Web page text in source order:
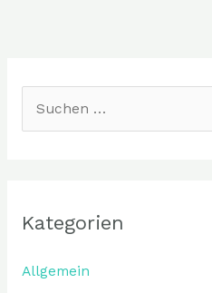
e
Kategorien
Allgemein